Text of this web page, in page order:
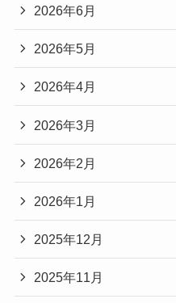
2026年6月
2026年5月
2026年4月
2026年3月
2026年2月
2026年1月
2025年12月
2025年11月